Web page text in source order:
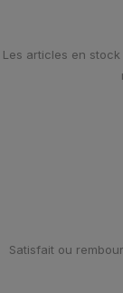
Les articles en
Satisfait ou